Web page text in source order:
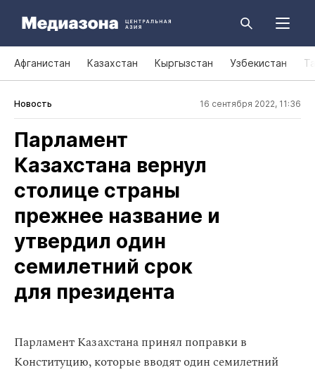
Афганистан Казахстан Кыргызстан Узбекистан
Новость 16 сентября 2022, 11:36
Парламент
Казахстана вернул
столице страны
прежнее название и
утвердил один
семилетний срок
для президента
Парламент Казахстана принял поправки в
Конституцию, которые вводят один семилетний